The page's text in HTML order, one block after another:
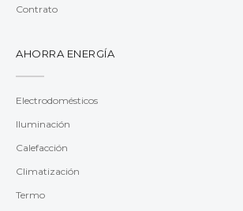
Contrato
AHORRA ENERGÍA
Electrodomésticos
Iluminación
Calefacción
Climatización
Termo